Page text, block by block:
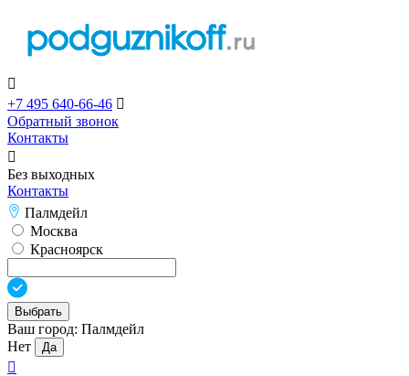

+7 495 640-66-46 
Обратный звонок
Контакты

Без выходных
Контакты
Палмдейл
Москва
Красноярск
Выбрать
Ваш город: Палмдейл
Нет
Да
